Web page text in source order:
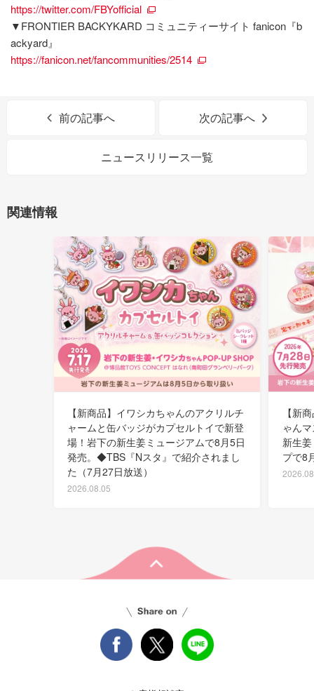
https://twitter.com/FBYofficial
▼FRONTIER BACKYKARD コミュニティーサイト fanicon『b
ackyard』
https://fanicon.net/fancommunities/2514
前の記事へ 次の記事へ
ニュースリリース一覧
関連情報
【新商品】イワシカちゃんのアクリルチ
ャームと缶バッジがカプセルトイで新登
場！岩下の新生姜ミュージアムで8月5日
発売。◆TBS『Nスタ』で紹介されまし
た（7月27日放送）
2026.08.05
【新
ゃん
新生
プで8